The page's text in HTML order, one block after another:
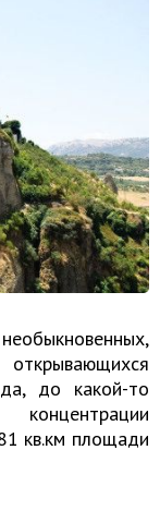
до какой-то
кв.км площади